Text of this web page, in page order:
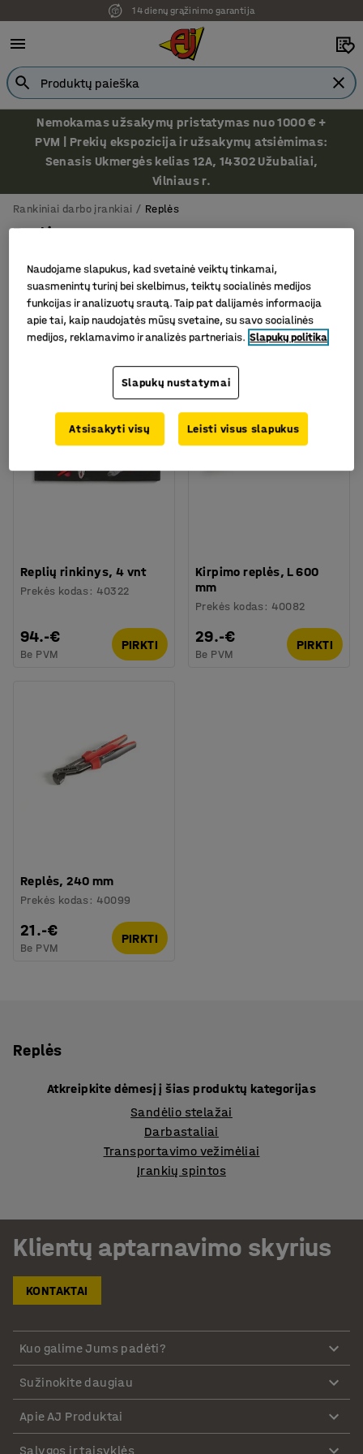
14 dienų grąžinimo garantija
Nemokamas užsakymų pristatymas nuo 1000 € +
PVM | Prekių ekspozicija ir užsakymų atsiėmimas:
Senasis Ukmergės kelias 12A, 14302 Užubaliai,
Vilniaus r.
Rankiniai darbo įrankiai Replės
Replės
Filtras Rūšiuoti
Replių rinkinys, 4 vnt
Prekės kodas : 40322
94.-€
Be PVM
PIRKTI
Kirpimo replės, L 600
mm
Prekės kodas : 40082
29.-€
Be PVM
PIRKTI
Replės, 240 mm
Prekės kodas : 40099
21.-€
Be PVM
PIRKTI
Replės
Atkreipkite dėmesį į šias produktų kategorijas
Sandėlio stelažai
Darbastaliai
Transportavimo vežimėliai
Įrankių spintos
Klientų aptarnavimo skyrius
KONTAKTAI
Kuo galime Jums padėti?
Sužinokite daugiau
Apie AJ Produktai
Sąlygos ir taisyklės
Naudojame slapukus, kad svetainė veiktų tinkamai,
suasmenintų turinį bei skelbimus, teiktų socialinės medijos
funkcijas ir analizuotų srautą. Taip pat dalijamės informacija
apie tai, kaip naudojatės mūsų svetaine, su savo socialinės
medijos, reklamavimo ir analizės partneriais. Slapukų politika
Slapukų nustatymai
Atsisakyti visų Leisti visus slapukus